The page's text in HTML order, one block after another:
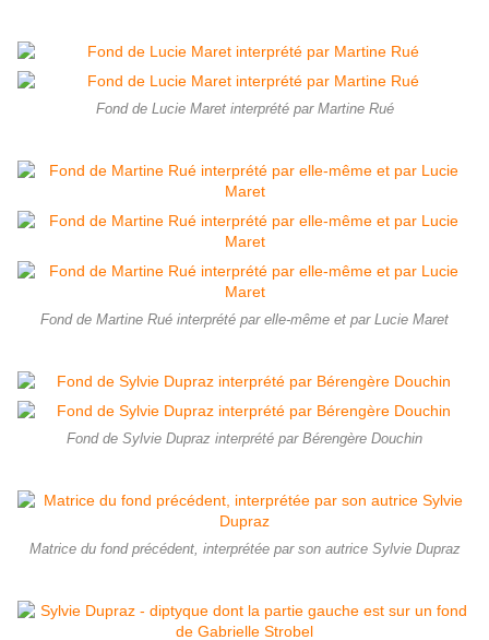
Fond de Lucie Maret interprété par Martine Rué
Fond de Martine Rué interprété par elle-même et par Lucie Maret
Fond de Sylvie Dupraz interprété par Bérengère Douchin
Matrice du fond précédent, interprétée par son autrice Sylvie Dupraz